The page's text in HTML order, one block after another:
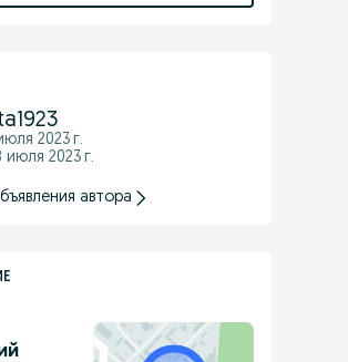
2023 г.
июля 2023 г.
автора